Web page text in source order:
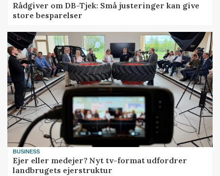
Rådgiver om DB-Tjek: Små justeringer kan give
store besparelser
BUSINESS
Ejer eller medejer? Nyt tv-format udfordrer
landbrugets ejerstruktur